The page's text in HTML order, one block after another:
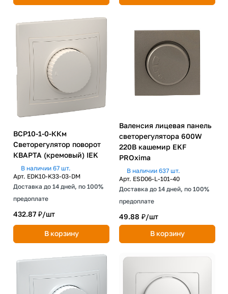
ВСР10-1-0-ККм
Светорегулятор поворот
КВАРТА (кремовый) IEK
В наличии 67 шт.
Арт. EDK10-K33-03-DM
Доставка до 14 дней, по 100%
предоплате
432.87 ₽/шт
В корзину
Валенсия лицевая панель
светорегулятора 600W
220В кашемир EKF
PROxima
В наличии 637 шт.
Арт. ESD06-L-101-40
Доставка до 14 дней, по 100%
предоплате
49.88 ₽/шт
В корзину